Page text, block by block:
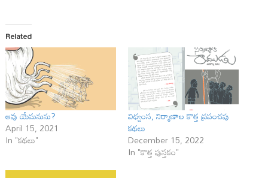
Related
ఆవు యేమనును?
April 15, 2021
In "కథలు"
విధ్వంస, నిర్మాణాల కొత్త ప్రపంచపు
కథలు
December 15, 2022
In "కొత్త పుస్తకం"